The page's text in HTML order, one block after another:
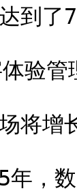
到了
验管
将增
，数